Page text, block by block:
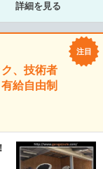
詳細を見る
、技術者
給自由制